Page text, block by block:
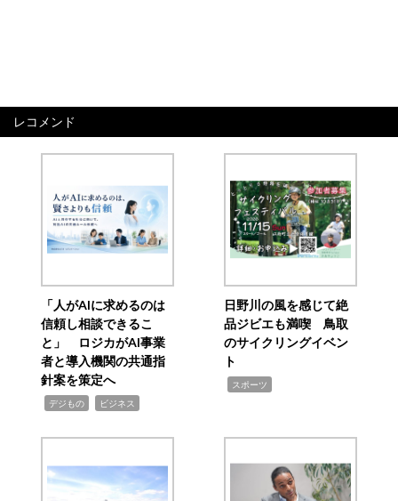
レコメンド
「人がAIに求めるのは
信頼し相談できるこ
と」 ロジカがAI事業
者と導入機関の共通指
針案を策定へ
デジもの ビジネス
日野川の風を感じて絶
品ジビエも満喫 鳥取
のサイクリングイベン
ト
スポーツ